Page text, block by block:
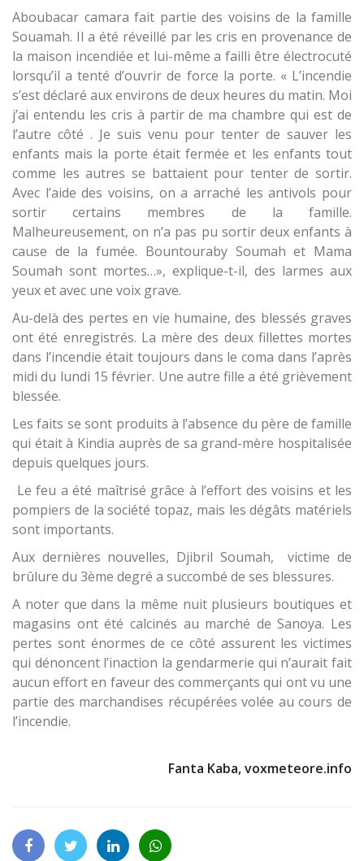
Aboubacar camara fait partie des voisins de la famille
Souamah. Il a été réveillé par les cris en provenance de
la maison incendiée et lui-même a failli être électrocuté
lorsqu’il a tenté d’ouvrir de force la porte. « L’incendie
s’est déclaré aux environs de deux heures du matin. Moi
j’ai entendu les cris à partir de ma chambre qui est de
l’autre côté . Je suis venu pour tenter de sauver les
enfants mais la porte était fermée et les enfants tout
comme les autres se battaient pour tenter de sortir.
Avec l’aide des voisins, on a arraché les antivols pour
sortir certains membres de la famille.
Malheureusement, on n’a pas pu sortir deux enfants à
cause de la fumée. Bountouraby Soumah et Mama
Soumah sont mortes…», explique-t-il, des larmes aux
yeux et avec une voix grave.
Au-delà des pertes en vie humaine, des blessés graves
ont été enregistrés. La mère des deux fillettes mortes
dans l’incendie était toujours dans le coma dans l’après
midi du lundi 15 février. Une autre fille a été grièvement
blessée.
Les faits se sont produits à l’absence du père de famille
qui était à Kindia auprès de sa grand-mère hospitalisée
depuis quelques jours.
Le feu a été maîtrisé grâce à l’effort des voisins et les
pompiers de la société topaz, mais les dégâts matériels
sont importants.
Aux dernières nouvelles, Djibril Soumah, victime de
brûlure du 3ème degré a succombé de ses blessures.
A noter que dans la même nuit plusieurs boutiques et
magasins ont été calcinés au marché de Sanoya. Les
pertes sont énormes de ce côté assurent les victimes
qui dénoncent l’inaction la gendarmerie qui n’aurait fait
aucun effort en faveur des commerçants qui ont vu une
partie des marchandises récupérées volée au cours de
l’incendie.
Fanta Kaba, voxmeteore.info